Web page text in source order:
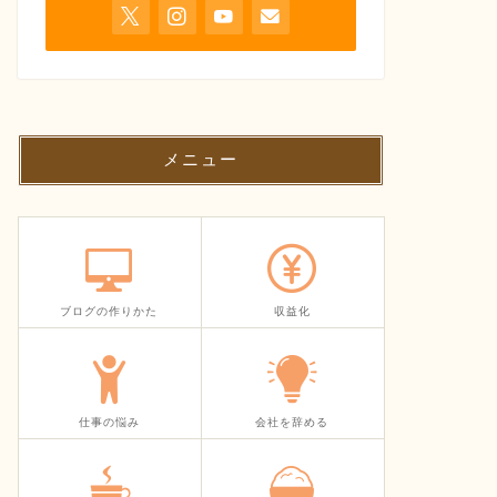
メニュー
ブログの作りかた 収益化
仕事の悩み 会社を辞める